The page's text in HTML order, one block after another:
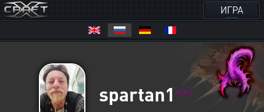
ИГРА
spartan1 XERJ